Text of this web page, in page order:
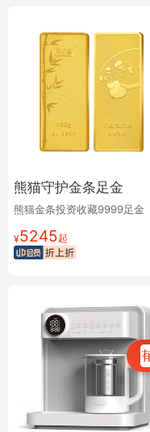
熊猫守护金条足金
熊猫金条投资收藏9999足金
¥5245起